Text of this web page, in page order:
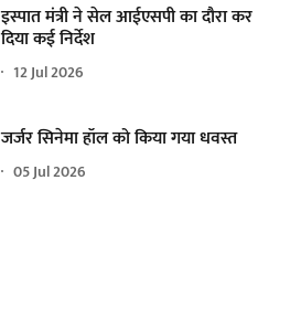
इस्पात मंत्री ने सेल आईएसपी का दौरा कर
दिया कई निर्देश
12 Jul 2026
जर्जर सिनेमा हॉल को किया गया धवस्त
05 Jul 2026